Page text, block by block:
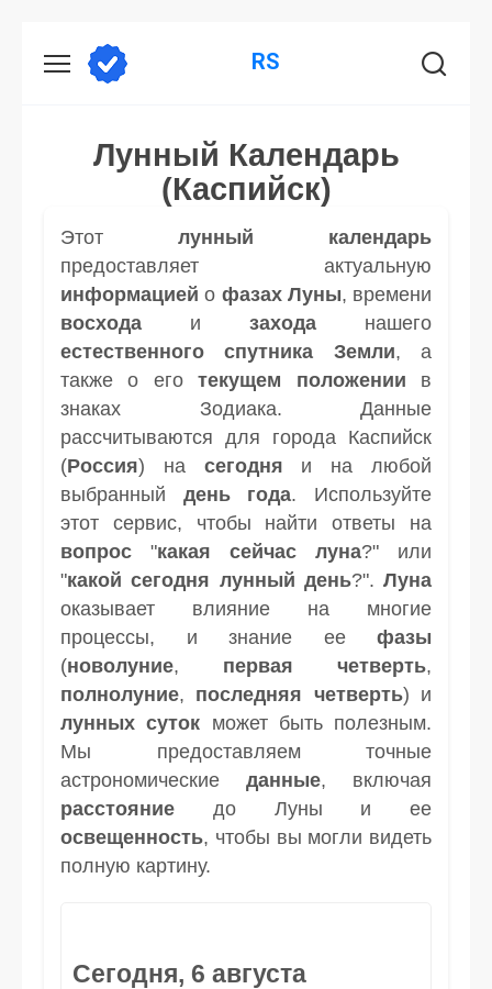
RS
Лунный Календарь
(Каспийск)
Этот лунный календарь
предоставляет актуальную
информацией о фазах Луны, времени
восхода и захода нашего
естественного спутника
Земли, а
также о еготекущем положении в
знаках Зодиака. Данные
рассчитываются для города Каспийск
(Россия) на сегодня и на любой
выбранный день года. Используйте
этот сервис, чтобы найти ответы на
вопрос "какая сейчас луна?" или
"какой сегодня лунный день?". Луна
оказывает влияние на многие
процессы, и знание ее фазы
(новолуние, первая четверть,
полнолуние, последняя четверть) и
лунных суток может быть полезным.
Мы предоставляем точные
астрономические данные, включая
расстояние до Луны и ее
освещенность, чтобы вы могли видеть
полную картину.
Сегодня, 6 августа